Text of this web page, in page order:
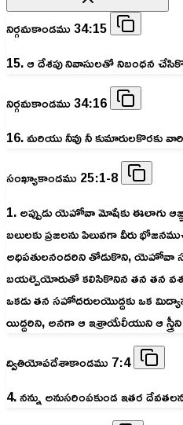
నిర్గమకాండము 34:15
15. ఆ దేశపు నివాసులతో నిబంధన
నిర్గమకాండము 34:16
16. మరియు నీవు నీ కుమారులకొరకు
సంఖ్యాకాండము 25:1-8
1. అప్పుడు యెహోవా మోషేకు ఈలాగు
బలులకు ప్రజలను పిలువగా వీరు
అధిపతులనందరిని తోడుకొని, యెహోవా
బయల్పెయోరుతో కలిసికొనిన తన తన
ఒకడు తన సహోదరులయొద్దకు ఒక
యిద్దరిని, అనగా ఆ ఇశ్రాయేలీయుని ఆ
ద్వితియోపదేశాకాండము 7:4
4. నన్ను అనుసరింపకుండ ఇతర